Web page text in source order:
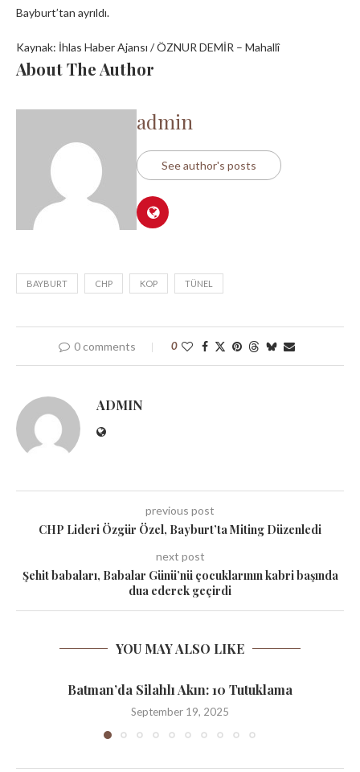
Bayburt’tan ayrıldı.
Kaynak: İhlas Haber Ajansı / ÖZNUR DEMİR – Mahallî
About The Author
admin
See author's posts
BAYBURT CHP KOP TÜNEL
0 comments 0
ADMIN
previous post
CHP Lideri Özgür Özel, Bayburt’ta Miting Düzenledi
next post
Şehit babaları, Babalar Günü’nü çocuklarının kabri başında
dua ederek geçirdi
YOU MAY ALSO LIKE
Batman’da Silahlı Akın: 10 Tutuklama
September 19, 2025